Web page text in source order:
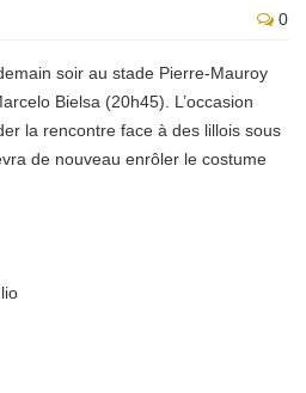
0
soir au stade Pierre-Mauroy
Bielsa (20h45). L’occasion
la rencontre face à des lillois sous
de nouveau enrôler le costume